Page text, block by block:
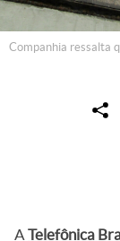
Companhia ressalta
A Telefônica